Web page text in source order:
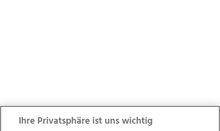
Ihre Privatsphäre ist uns wichtig